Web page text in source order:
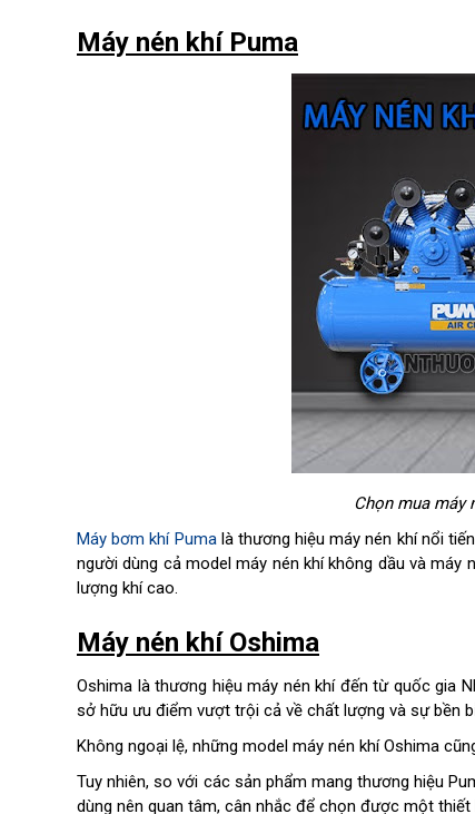
Máy nén khí Puma
Chọn mua máy
Máy bơm khí Pumalà thương hiệu máy nén khí nổi
người dùng cả model máy nén khí không dầu và máy
lượng khí cao.
Máy nén khí Oshima
Oshima là thương hiệu máy nén khí đến từ quốc gia
sở hữu ưu điểm vượt trội cả về chất lượng và sự bền
Không ngoại lệ, những model máy nén khí Oshima
Tuy nhiên, so với các sản phẩm mang thương hiệu
dùng nên quan tâm, cân nhắc để chọn được một